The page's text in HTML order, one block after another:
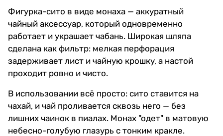
Фигурка-сито в виде монаха — аккуратный
чайный аксессуар, который одновременно
работает и украшает чабань. Широкая шляпа
сделана как фильтр: мелкая перфорация
задерживает лист и чайную крошку, а настой
проходит ровно и чисто.
В использовании всё просто: сито ставится на
чахай, и чай проливается сквозь него — без
лишних чаинок в пиалах. Монах "одет" в матовую
небесно-голубую глазурь с тонким кракле.